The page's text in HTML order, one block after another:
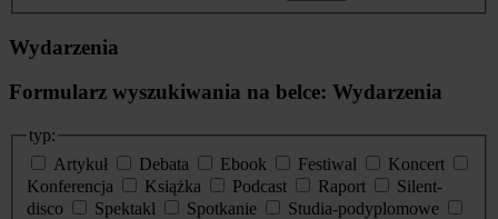
Wydarzenia
Formularz wyszukiwania na belce: Wydarzenia
typ:
Artykuł
Debata Ebook Festiwal
Koncert
Konferencja
Książka Podcast Raport
Silent-
disco
Spektakl Spotkanie
Studia-podyplomowe